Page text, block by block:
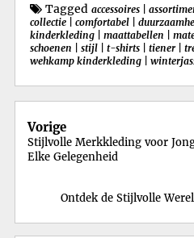
Tagged accessoires
collectie
comfortabel
kinderkleding
maattabellen
schoenen
stijl t-shirts tiener
wehkamp kinderkleding
Berichtnavigatie
Vorige
Stijlvolle Merkkleding voor
Elke Gelegenheid
Ontdek de Stijlvolle